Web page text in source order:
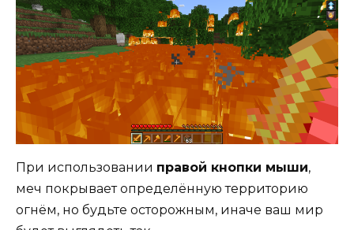
При использовании правой кнопки мыши,
меч покрывает определённую территорию
огнём, но будьте осторожным, иначе ваш мир